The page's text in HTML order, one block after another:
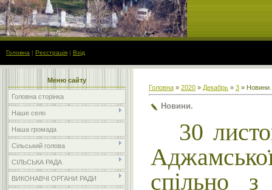
Головна | Реєстрація | Вхід
Меню сайту
Головна сторінка
Наше село
Наша громада
Сільський голова
СІЛЬСЬКА РАДА
ВИКОНАВЧІ ОРГАНИ РАДИ
Головна » 2020 » Декабрь » 3 » Новини.
Новини.
30
спільно